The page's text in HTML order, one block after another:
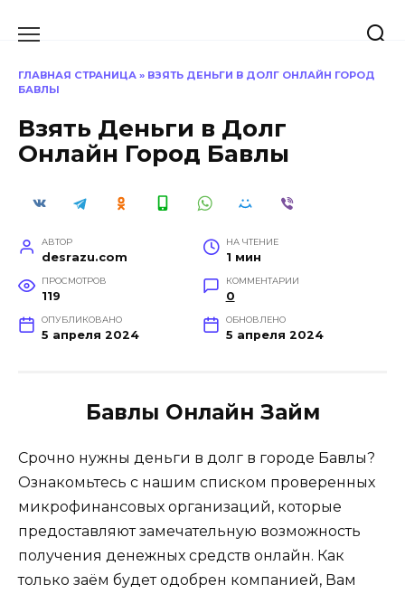
ГЛАВНАЯ СТРАНИЦА » ВЗЯТЬ ДЕНЬГИ В ДОЛГ ОНЛАЙН ГОРОД
БАВЛЫ
Взять Деньги в Долг
Онлайн Город Бавлы
АВТОР
desrazu.com
НА ЧТЕНИЕ
1 мин
ПРОСМОТРОВ
119
КОММЕНТАРИИ
0
ОПУБЛИКОВАНО
5 апреля 2024
ОБНОВЛЕНО
5 апреля 2024
Бавлы Онлайн Займ
Срочно нужны деньги в долг в городе Бавлы?
Ознакомьтесь с нашим списком проверенных
микрофинансовых организаций, которые
предоставляют замечательную возможность
получения денежных средств онлайн. Как
только заём будет одобрен компанией, Вам